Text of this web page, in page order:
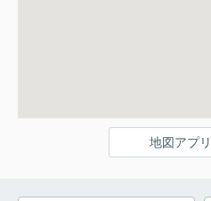
地図アプ